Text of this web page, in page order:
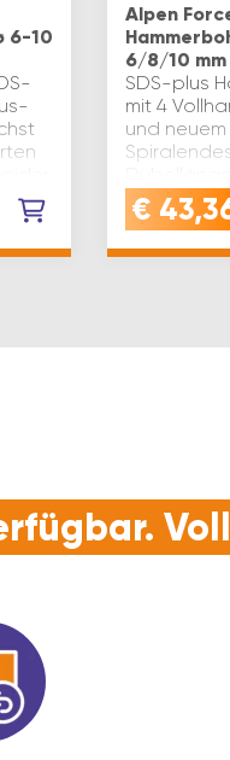
6-10
Alpen
6/8/10
SDS-plus
mit 4
und
€